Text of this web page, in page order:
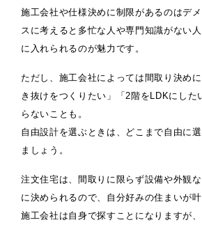
施工会社や仕様決めに制限があるのはデ
スに考えると多忙な人や専門知識がない
に入れられるのが魅力です。
ただし、施工会社によっては間取り決め
き抜けをつくりたい」「2階をLDKにした
らないことも。
自由設計を選ぶときは、どこまで自由に
ましょう。
注文住宅は、間取りに限らず設備や外観
に決められるので、自分好みの住まいが叶
施工会社は自身で探すことになりますが